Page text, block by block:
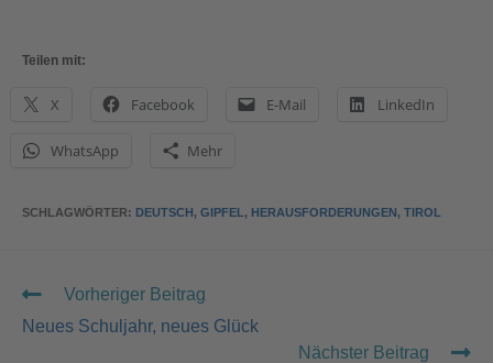
Teilen mit:
X Facebook E-Mail LinkedIn
WhatsApp Mehr
SCHLAGWÖRTER: DEUTSCH, GIPFEL , HERAUSFORDERUNGEN, TIROL
Vorheriger Beitrag
Neues Schuljahr, neues Glück
Nächster Beitrag